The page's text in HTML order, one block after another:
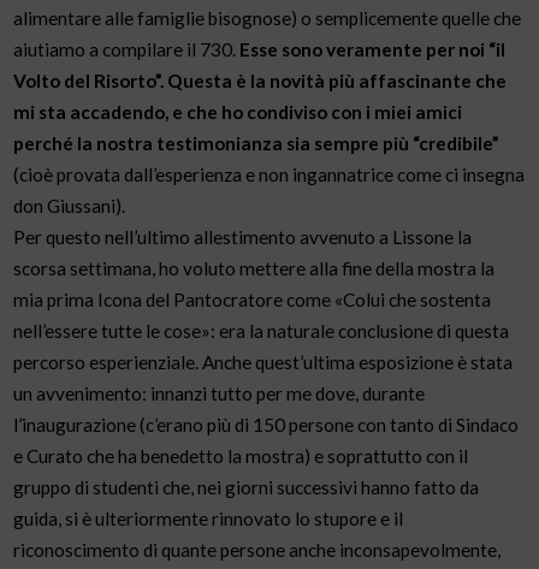
alimentare alle famiglie bisognose) o semplicemente quelle che
aiutiamo a compilare il 730. Esse sono veramente per noi “il
Volto del Risorto”. Questa è la novità più affascinante che
mi sta accadendo, e che ho condiviso con i miei amici
perché la nostra testimonianza sia sempre più “credibile”
(cioè provata dall’esperienza e non ingannatrice come ci insegna
don Giussani).
Per questo nell’ultimo allestimento avvenuto a Lissone la
scorsa settimana, ho voluto mettere alla fine della mostra la
mia prima Icona del Pantocratore come «Colui che sostenta
nell’essere tutte le cose»: era la naturale conclusione di questa
percorso esperienziale. Anche quest’ultima esposizione è stata
un avvenimento: innanzi tutto per me dove, durante
l’inaugurazione (c’erano più di 150 persone con tanto di Sindaco
e Curato che ha benedetto la mostra) e soprattutto con il
gruppo di studenti che, nei giorni successivi hanno fatto da
guida, si è ulteriormente rinnovato lo stupore e il
riconoscimento di quante persone anche inconsapevolmente,